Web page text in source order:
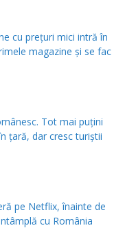
cu prețuri mici intră în
magazine și se fac
Tot mai puțini
țară, dar cresc turiștii
pe Netflix, înainte de
cu România